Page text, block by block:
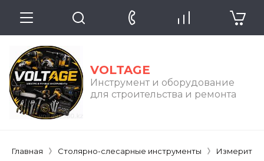
VOLTAGE
Инструмент и оборудование
для строительства и ремонта
Главная Столярно-слесарные инструменты